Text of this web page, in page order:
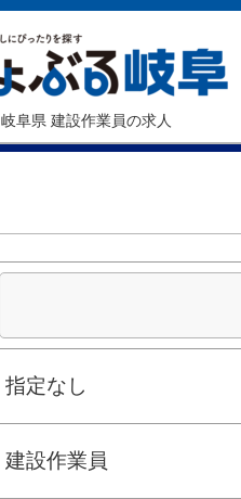
岐阜県 建設作業員の求人
指定なし
建設作業員